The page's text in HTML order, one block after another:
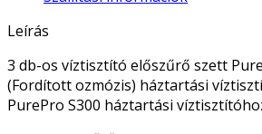
Leírás
3 db-os víztisztító előszűrő szett
(Fordított ozmózis) háztartási
PurePro S300 háztartási